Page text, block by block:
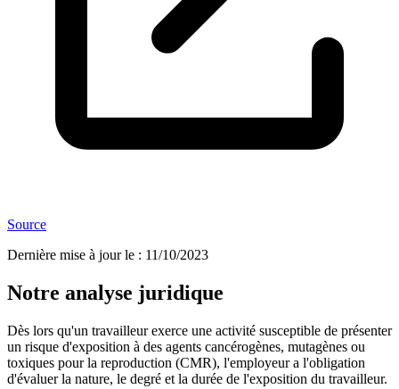
Source
Dernière mise à jour le : 11/10/2023
Notre analyse juridique
Dès lors qu'un travailleur exerce une activité susceptible de présenter
un risque d'exposition à des agents cancérogènes, mutagènes ou
toxiques pour la reproduction (CMR), l'employeur a l'obligation
d'évaluer la nature, le degré et la durée de l'exposition du travailleur.